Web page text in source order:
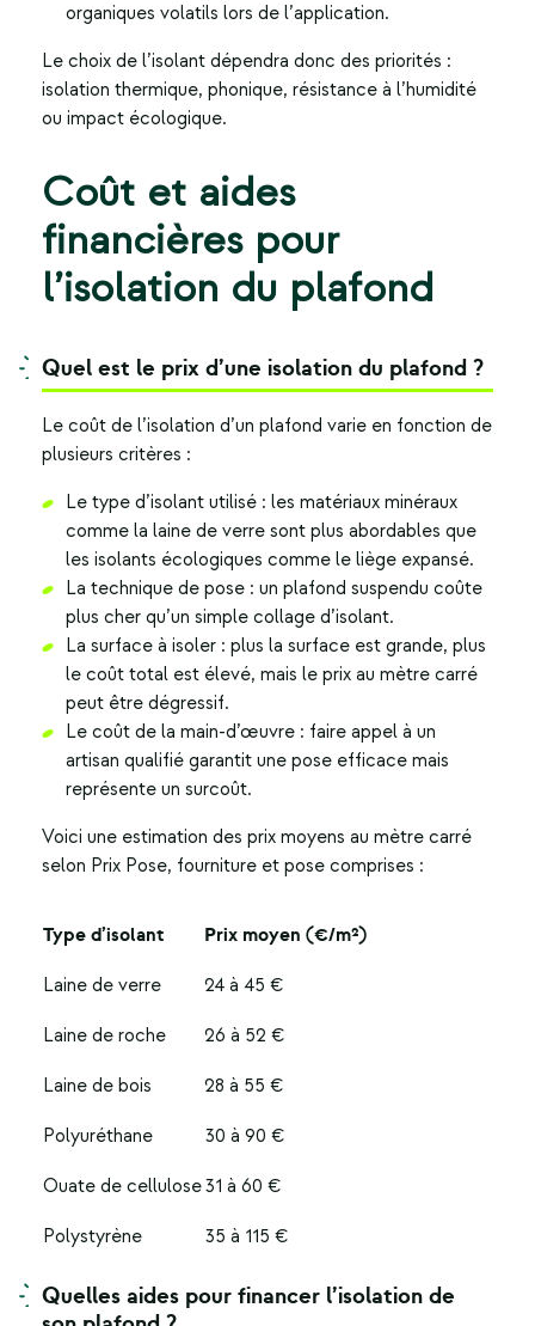
organiques volatils lors de l’application.
Le choix de l’isolant dépendra donc des priorités :
isolation thermique, phonique, résistance à l’humidité
ou impact écologique.
Coût et aides
financières pour
l’isolation du plafond
Quel est le prix d’une isolation du plafond ?
Le coût de l’isolation d’un plafond varie en fonction de
plusieurs critères :
Le type d’isolant utilisé : les matériaux minéraux
comme la laine de verre sont plus abordables que
les isolants écologiques comme le liège expansé.
La technique de pose : un plafond suspendu coûte
plus cher qu’un simple collage d’isolant.
La surface à isoler : plus la surface est grande, plus
le coût total est élevé, mais le prix au mètre carré
peut être dégressif.
Le coût de la main-d’œuvre : faire appel à un
artisan qualifié garantit une pose efficace mais
représente un surcoût.
Voici une estimation des prix moyens au mètre carré
selon Prix Pose, fourniture et pose comprises :
Type d’isolant Prix moyen (€/m²)
Laine de verre 24 à 45 €
Laine de roche 26 à 52 €
Laine de bois 28 à 55 €
Polyuréthane 30 à 90 €
Ouate de cellulose31 à 60 €
Polystyrène 35 à 115 €
Quelles aides pour financer l’isolation de